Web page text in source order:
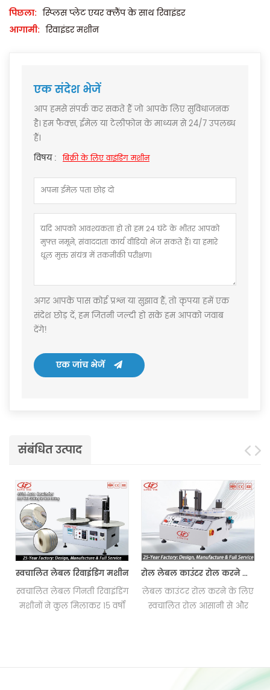
पिछला: स्प्लिस प्लेट एयर क्लैंप के साथ रिवाइंडर
आगामी: रिवाइंडर मशीन
एक संदेश भेजें
आप हमसे संपर्क कर सकते हैं जो आपके लिए सुविधाजनक
है। हम फैक्स, ईमेल या टेलीफोन के माध्यम से 24/7 उपलब्ध
हैं।
विषय : बिक्री के लिए वाइंडिंग मशीन
अगर आपके पास कोई प्रश्न या सुझाव हैं, तो कृपया हमें एक
संदेश छोड़ दें, हम जितनी जल्दी हो सके हम आपको जवाब
देंगे!
एक जांच भेजें
संबंधित उत्पाद
स्वचालित लेबल रिवाइंडिंग मशीन
स्वचालित लेबल गिनती रिवाइंडिंग
मशीनों ने कुल मिलाकर 15 वर्षों
रोल लेबल काउंटर रोल करने के लिए रोल
लेबल काउंटर रोल करने के लिए
स्वचालित रोल आसानी से और